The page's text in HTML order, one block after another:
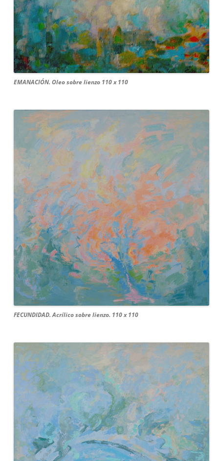
EMANACIÓN. Oleo sobre lienzo 110 x 110
FECUNDIDAD. Acrílico sobre lienzo. 110 x 110